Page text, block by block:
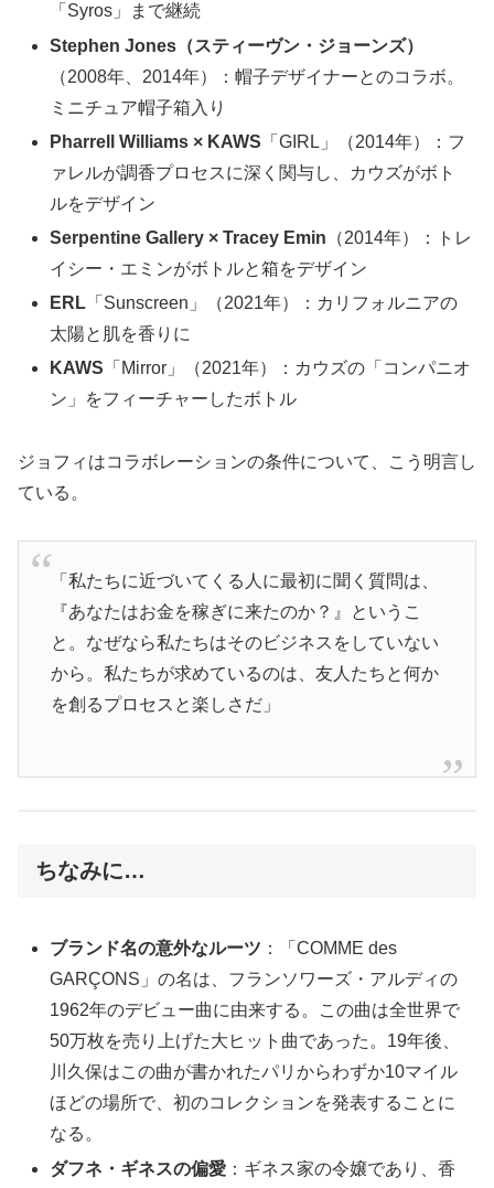
「Syros」まで継続
Stephen Jones（スティーヴン・ジョーンズ）
（2008年、2014年）：帽子デザイナーとのコラボ。
ミニチュア帽子箱入り
Pharrell Williams × KAWS 「GIRL」（2014年）：フ
ァレルが調香プロセスに深く関与し、カウズがボト
ルをデザイン
Serpentine Gallery × Tracey Emin （2014年）：トレ
イシー・エミンがボトルと箱をデザイン
ERL 「Sunscreen」（2021年）：カリフォルニアの
太陽と肌を香りに
KAWS 「Mirror」（2021年）：カウズの「コンパニオ
ン」をフィーチャーしたボトル
ジョフィはコラボレーションの条件について、こう明言し
ている。
「私たちに近づいてくる人に最初に聞く質問は、
『あなたはお金を稼ぎに来たのか？』というこ
と。なぜなら私たちはそのビジネスをしていない
から。私たちが求めているのは、友人たちと何か
を創るプロセスと楽しさだ」
ちなみに…
ブランド名の意外なルーツ ：「COMME des
GARÇONS」の名は、フランソワーズ・アルディの
1962年のデビュー曲に由来する。この曲は全世界で
50万枚を売り上げた大ヒット曲であった。19年後、
川久保はこの曲が書かれたパリからわずか10マイル
ほどの場所で、初のコレクションを発表することに
なる。
ダフネ・ギネスの偏愛 ：ギネス家の令嬢であり、香